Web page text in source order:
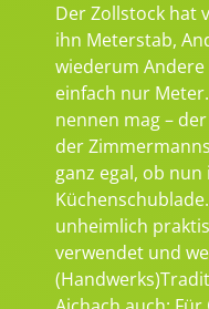
Der Zollstock hat
ihn Meterstab,
wiederum
einfach nur
nennen mag –
der
ganz egal, ob
unheimlich
verwendet und